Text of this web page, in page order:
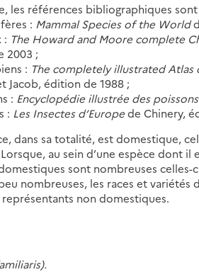
les références bibliographiques sont
: Mammal Species of the World
: The Howard and Moore complete
2003 ;
: The completely illustrated
Jacob, édition de 1988 ;
: Encyclopédie illustrée des
: Les Insectes d’Europede Chinery,
dans sa totalité, est domestique,
au sein d’une espèce dont
sont nombreuses
nombreuses, les races et
non domestiques.